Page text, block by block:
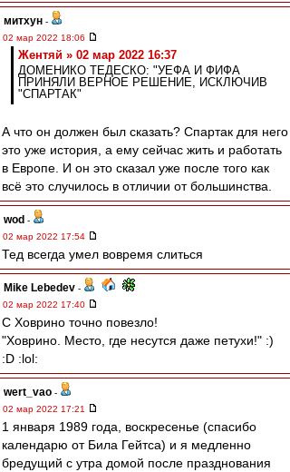
митхун -
02 мар 2022 18:06
Жентяй » 02 мар 2022 16:37
ДОМЕНИКО ТЕДЕСКО: "УЕФА И ФИФА
ПРИНЯЛИ ВЕРНОЕ РЕШЕНИЕ, ИСКЛЮЧИВ
"СПАРТАК"
А что он должен был сказать? Спартак для него
это уже история, а ему сейчас жить и работать
в Европе. И он это сказал уже после того как
всё это случилось в отличии от большинства.
wod -
02 мар 2022 17:54
Тед всегда умел вовремя слиться
Mike Lebedev -
02 мар 2022 17:40
С Ховрино точно повезло!
"Ховрино. Место, где несутся даже петухи!" :)
:D :lol:
wert_vao -
02 мар 2022 17:21
1 января 1989 года, воскресенье (спасибо
календарю от Била Гейтса) и я медленно
бредущий с утра домой после празднования